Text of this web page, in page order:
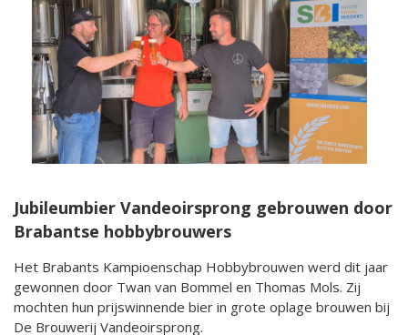
Jubileumbier Vandeoirsprong gebrouwen door
Brabantse hobbybrouwers
Het Brabants Kampioenschap Hobbybrouwen werd dit jaar
gewonnen door Twan van Bommel en Thomas Mols. Zij
mochten hun prijswinnende bier in grote oplage brouwen bij
De Brouwerij Vandeoirsprong.